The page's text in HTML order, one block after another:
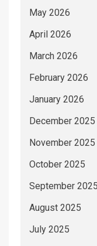
May 2026
April 2026
March 2026
February 2026
January 2026
December 2025
November 2025
October 2025
September 2025
August 2025
July 2025